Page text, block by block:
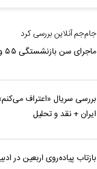
جام‌جم آنلاین بررسی کرد
ماجرای سن بازنشستگی ۵۵ و ۶۲ ساله چیست؟
بررسی سریال «اعتراف
ایران + نقد و تحلیل
بازتاب پیاده‌روی اربعین در